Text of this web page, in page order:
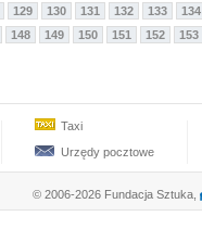
129 130 131 132 133 134
148 149 150 151 152 153
Taxi
Urzędy pocztowe
© 2006-2026 Fundacja Sztuka,